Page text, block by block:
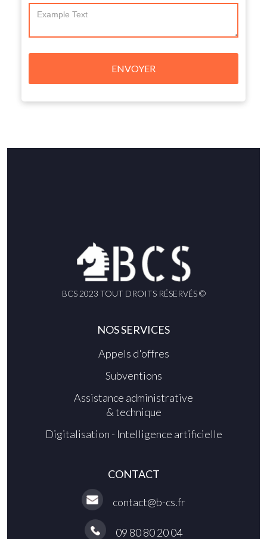
BCS 2023 TOUT DROITS RÉSERVÉS ©
NOS SERVICES
Appels d'offres
Subventions
Assistance administrative
& technique
Digitalisation - Intelligence artificielle
CONTACT
contact@b-cs.fr
09 80 80 20 04